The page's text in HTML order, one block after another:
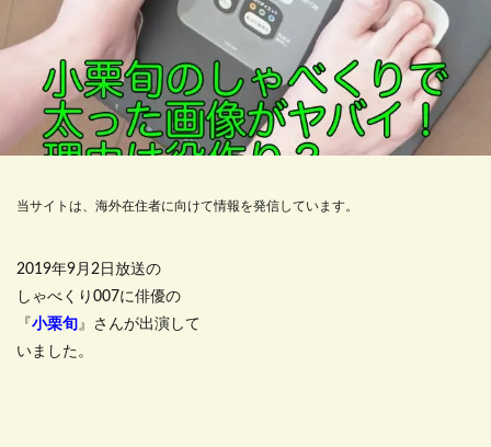
当サイトは、海外在住者に向けて情報を発信しています。
2019年9月2日放送の
しゃべくり007に俳優の
『 小栗旬 』さんが出演して
いました。